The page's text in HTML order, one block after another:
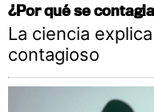
¿Por qué se
La ciencia
contagioso